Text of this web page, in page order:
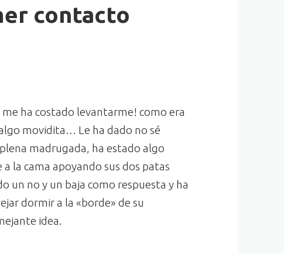
contacto
me ha costado levantarme! como era
movidita… Le ha dado no sé
madrugada, ha estado algo
la cama apoyando sus dos patas
un no y un baja como respuesta y ha
dormir a la «borde» de su
idea.
11/04/2018: Primer contacto como guía.